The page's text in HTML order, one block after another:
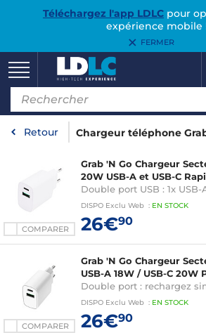
Téléchargez l'app LDLCpour
expérience mobile
FERMER
Retour Chargeur téléphone
COMPARER
Grab 'N Go Chargeur
20W USB-A et USB-C
Double port USB : 1x USB-
PD pour une recharge
DISPO Exclu Web : EN STOCK
26€90
COMPARER
Grab 'N Go Chargeur
USB-A 18W / USB-C
Double port : rechargez
appareils via USB-A (18W)
DISPO Exclu Web : EN STOCK
26€90